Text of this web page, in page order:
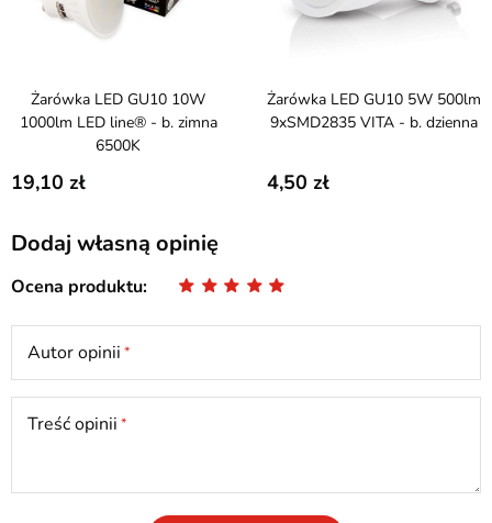
Żarówka LED GU10 10W
1000lm LED line® - b. zimna
6500K
19,10
Żarówka LED GU10 5W 500lm
9xSMD2835 VITA - b. dzienna
4,50
Dodaj własną opinię
Ocena produktu
Autor opinii
Treść opinii